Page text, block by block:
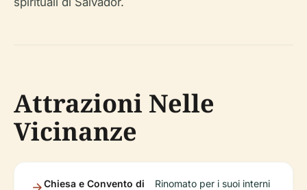
Attrazioni Nelle
Vicinanze
Chiesa e Convento di
Rinomato per i suoi interni